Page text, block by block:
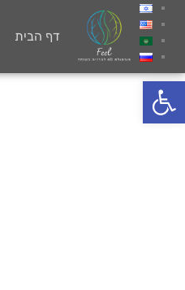
פתח סרגל נגישות
דף הבית